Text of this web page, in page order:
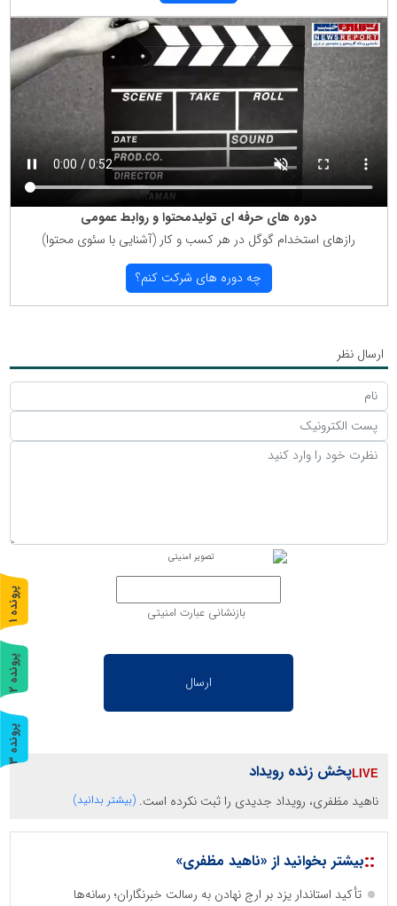
دوره های حرفه ای تولیدمحتوا و روابط عمومی
رازهای استخدام گوگل در هر كسب و كار (آشنایی با سئوی محتوا)
چه دوره های شركت كنم؟
ارسال نظر
بازنشانی عبارت امنیتی
پخش زنده رویداد
ناهید مظفری، رویداد جدیدی را ثبت نکرده است. (بیشتر بدانید)
::بیشتر بخوانید از «ناهید مظفری»
تأکید استاندار یزد بر ارج نهادن به رسالت خبرنگاران؛ رسانه‌ها
پ
ر
و
ن
د
ه
1
پ
ر
و
ن
د
ه
2
پ
ر
و
ن
د
ه
3